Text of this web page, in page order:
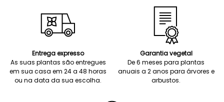
Entrega expresso
As suas plantas são entregues
em sua casa em 24 a 48 horas
ou na data da sua escolha.
Garantia vegetal
De 6 meses para plantas
anuais a 2 anos para árvores e
arbustos.